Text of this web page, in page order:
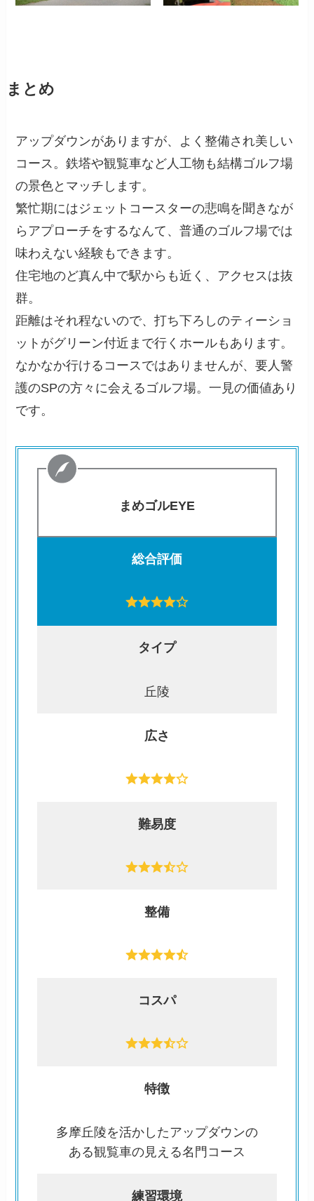
まとめ
アップダウンがありますが、よく整備され美しい
コース。鉄塔や観覧車など人工物も結構ゴルフ場
の景色とマッチします。
繁忙期にはジェットコースターの悲鳴を聞きなが
らアプローチをするなんて、普通のゴルフ場では
味わえない経験もできます。
住宅地のど真ん中で駅からも近く、アクセスは抜
群。
距離はそれ程ないので、打ち下ろしのティーショ
ットがグリーン付近まで行くホールもあります。
なかなか行けるコースではありませんが、要人警
護のSPの方々に会えるゴルフ場。一見の価値あり
です。
まめゴルEYE
総合評価
タイプ
丘陵
広さ
難易度
整備
コスパ
特徴
多摩丘陵を活かしたアップダウンの
ある観覧車の見える名門コース
練習環境